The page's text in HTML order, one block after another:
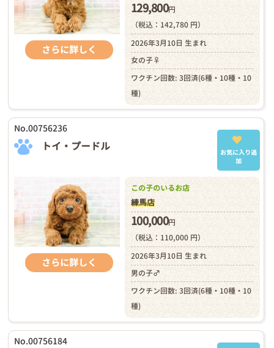
さらに詳しく
129,800円
（税込：142,780 円）
2026年3月10日 生まれ
女の子♀
ワクチン回数: 3回済(6種・10種・10
種)
No.00756236
トイ・プードル
お気に入り追
加
さらに詳しく
この子のいるお店
練馬店
100,000円
（税込：110,000 円）
2026年3月10日 生まれ
男の子♂
ワクチン回数: 3回済(6種・10種・10
種)
No.00756184